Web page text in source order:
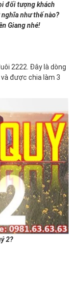
đối tượng khách
như thế nào?
Giang nhé!
2222. Đây là dòng
được chia làm 3
2?